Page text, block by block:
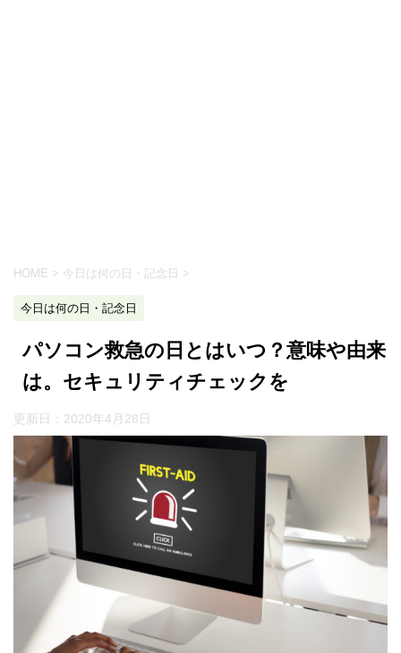
HOME > 今日は何の日・記念日 >
今日は何の日・記念日
パソコン救急の日とはいつ？意味や由来
は。セキュリティチェックを
更新日： 2020年4月28日